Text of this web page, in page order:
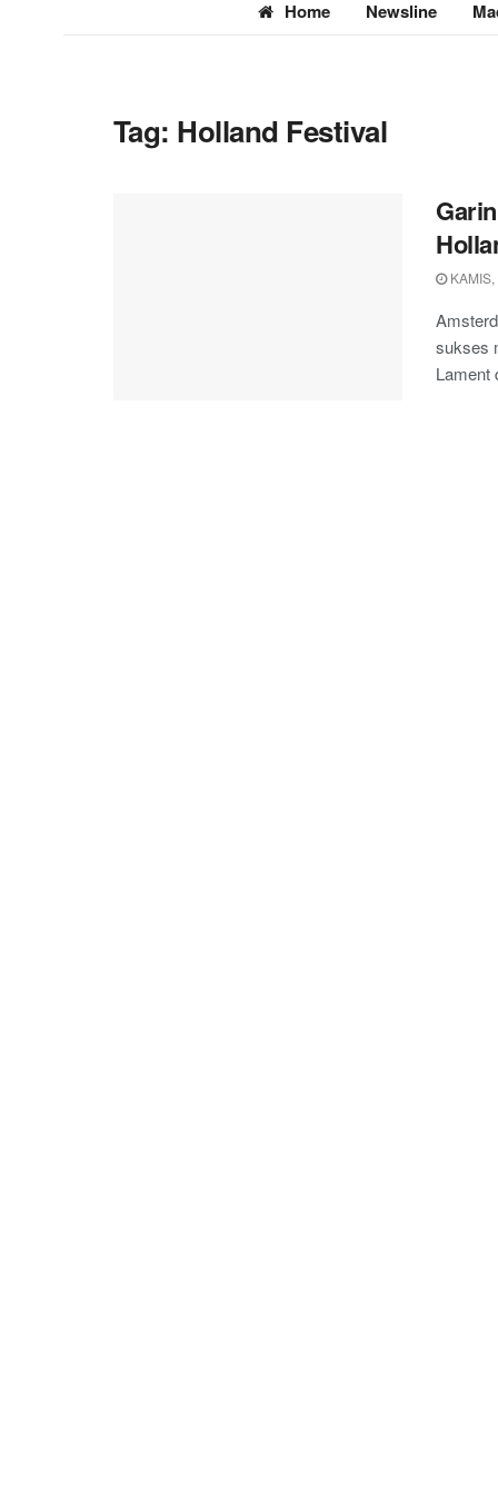
Home Newsline
Tag: Holland Festival
KAMIS,
sukses
Lament